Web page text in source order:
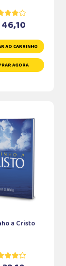
46,10
AO CARRINHO
AGORA
a Cristo